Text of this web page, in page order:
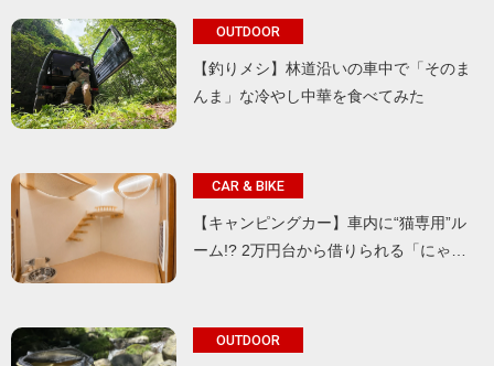
OUTDOOR
【釣りメシ】林道沿いの車中で「そのま
んま」な冷やし中華を食べてみた
CAR & BIKE
【キャンピングカー】車内に“猫専用”ル
ーム!? 2万円台から借りられる「にゃ…
OUTDOOR